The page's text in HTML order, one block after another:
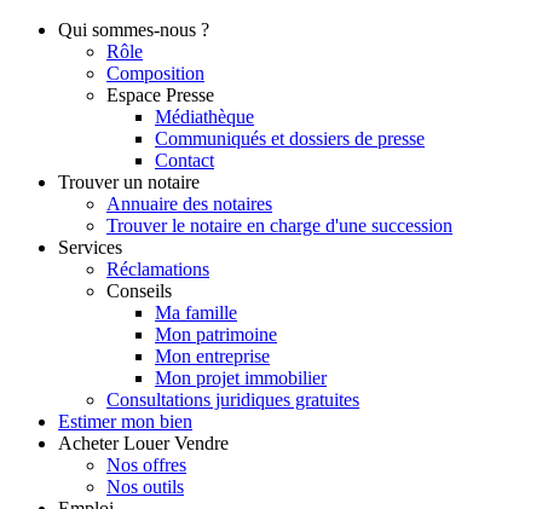
Qui sommes-nous ?
Rôle
Composition
Espace Presse
Médiathèque
Communiqués et dossiers de presse
Contact
Trouver un notaire
Annuaire des notaires
Trouver le notaire en charge d'une succession
Services
Réclamations
Conseils
Ma famille
Mon patrimoine
Mon entreprise
Mon projet immobilier
Consultations juridiques gratuites
Estimer mon bien
Acheter Louer Vendre
Nos offres
Nos outils